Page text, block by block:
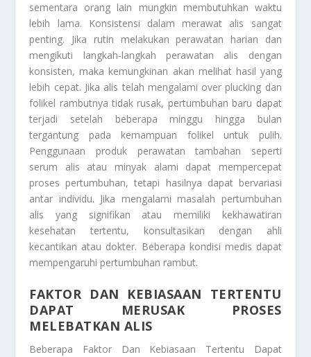
sementara orang lain mungkin membutuhkan waktu
lebih lama. Konsistensi dalam merawat alis sangat
penting. Jika rutin melakukan perawatan harian dan
mengikuti langkah-langkah perawatan alis dengan
konsisten, maka kemungkinan akan melihat hasil yang
lebih cepat. Jika alis telah mengalami over plucking dan
folikel rambutnya tidak rusak, pertumbuhan baru dapat
terjadi setelah beberapa minggu hingga bulan
tergantung pada kemampuan folikel untuk pulih.
Penggunaan produk perawatan tambahan seperti
serum alis atau minyak alami dapat mempercepat
proses pertumbuhan, tetapi hasilnya dapat bervariasi
antar individu. Jika mengalami masalah pertumbuhan
alis yang signifikan atau memiliki kekhawatiran
kesehatan tertentu, konsultasikan dengan ahli
kecantikan atau dokter. Beberapa kondisi medis dapat
mempengaruhi pertumbuhan rambut.
FAKTOR DAN KEBIASAAN TERTENTU
DAPAT MERUSAK PROSES
MELEBATKAN ALIS
Beberapa
Faktor Dan Kebiasaan Tertentu Dapat